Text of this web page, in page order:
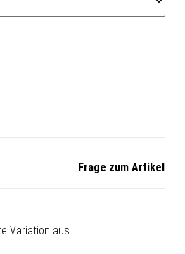
Frage zum Artikel
Variation aus.